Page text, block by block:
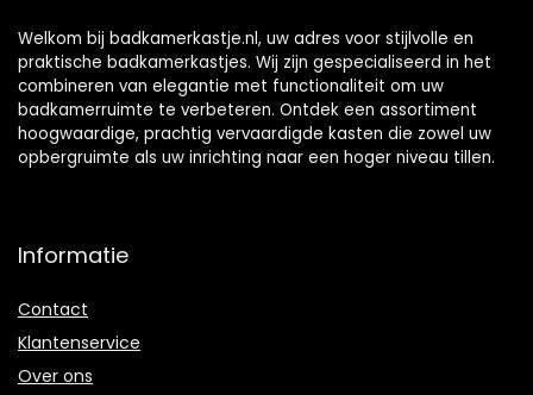
Welkom bij badkamerkastje.nl, uw adres voor stijlvolle en
praktische badkamerkastjes. Wij zijn gespecialiseerd in het
combineren van elegantie met functionaliteit om uw
badkamerruimte te verbeteren. Ontdek een assortiment
hoogwaardige, prachtig vervaardigde kasten die zowel uw
opbergruimte als uw inrichting naar een hoger niveau tillen.
Informatie
Contact
Klantenservice
Over ons